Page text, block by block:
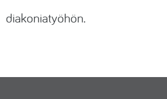
diakoniatyöhön.